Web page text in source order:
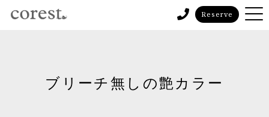
Reserve
ブリーチ無しの艶カラー